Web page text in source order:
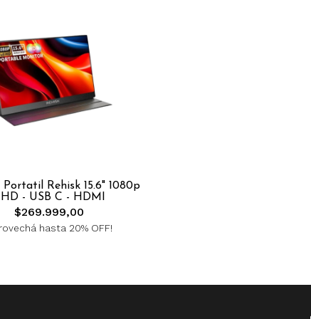
Rehisk 15.6" 1080p
- USB C - HDMI
$269.999,00
hasta 20% OFF!